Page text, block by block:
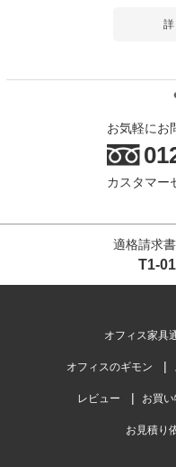
詳
お気軽にお
カスタマー
適格請求
T1-
オフィス家具
オフィスのギモン
レビュー お買
お見積り